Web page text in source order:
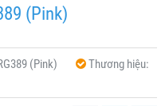
(Pink)
(Pink)
Thương hiệu: